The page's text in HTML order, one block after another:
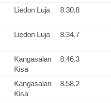
Liedon Luja 8.30,8
Liedon Luja 8.34,7
Kangasalan
Kisa
8.46,3
Kangasalan
Kisa
8.58,2